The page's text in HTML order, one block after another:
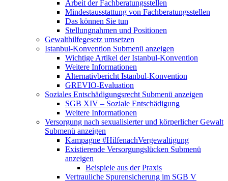
Arbeit der Fachberatungsstellen
Mindestausstattung von Fachberatungsstellen
Das können Sie tun
Stellungnahmen und Positionen
Gewalthilfegesetz umsetzen
Istanbul-Konvention Submenü anzeigen
Wichtige Artikel der Istanbul-Konvention
Weitere Informationen
Alternativbericht Istanbul-Konvention
GREVIO-Evaluation
Soziales Entschädigungsrecht Submenü anzeigen
SGB XIV – Soziale Entschädigung
Weitere Informationen
Versorgung nach sexualisierter und körperlicher Gewalt
Submenü anzeigen
Kampagne #HilfenachVergewaltigung
Existierende Versorgungslücken Submenü
anzeigen
Beispiele aus der Praxis
Vertrauliche Spurensicherung im SGB V